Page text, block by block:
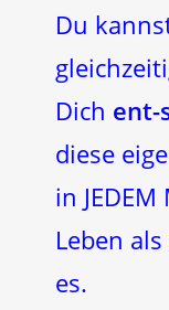
Du
Dich ent-
diese
in
Leben
es.